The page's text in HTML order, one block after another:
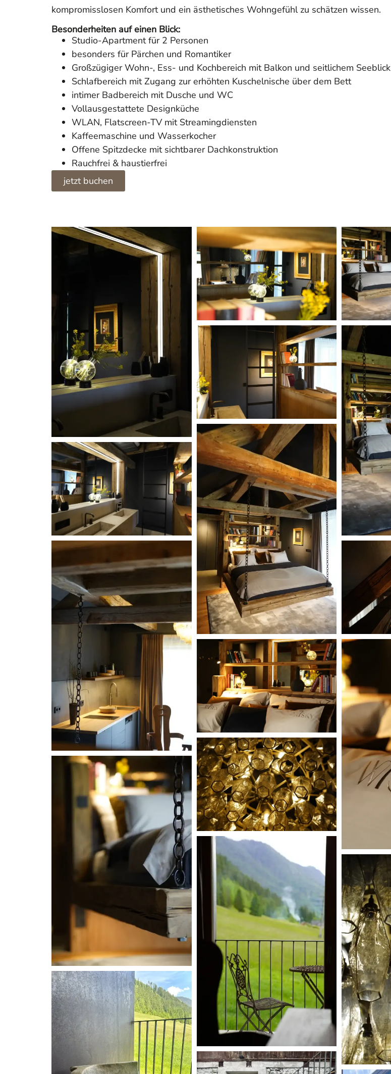
kompromisslosen Komfort und ein ästhetisches Wohngefühl zu schätzen wissen.
Besonderheiten auf einen Blick:
Studio-Apartment für 2 Personen
besonders für Pärchen und Romantiker
Großzügiger Wohn-, Ess- und Kochbereich mit Balkon und seitlichem Seeblick
Schlafbereich mit Zugang zur erhöhten Kuschelnische über dem Bett
intimer Badbereich mit Dusche und WC
Vollausgestattete Designküche
WLAN, Flatscreen-TV mit Streamingdiensten
Kaffeemaschine und Wasserkocher
Offene Spitzdecke mit sichtbarer Dachkonstruktion
Rauchfrei & haustierfrei
jetzt buchen